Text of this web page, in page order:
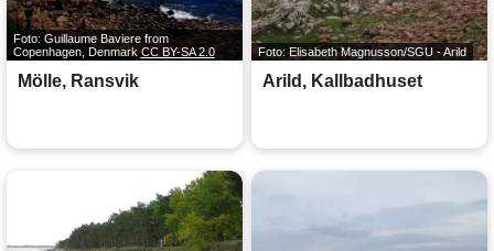
Foto: Guillaume Baviere from
Copenhagen, DenmarkCC BY-SA 2.0
Mölle, Ransvik
Foto: Elisabeth Magnusson/SGU - Arild
Arild, Kallbadhuset